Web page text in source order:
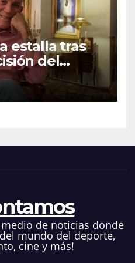
estalla tras
del
de noticias donde
mundo del deporte,
cine y más!